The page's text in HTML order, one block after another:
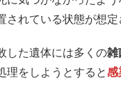
されている状態が想定
した遺体には多くの雑
理をしようとすると感